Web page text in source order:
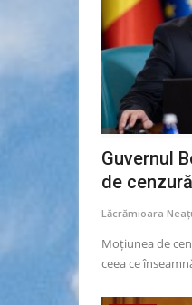
Guvernul
de
Lăcrămioara
Moţiunea de
ceea ce